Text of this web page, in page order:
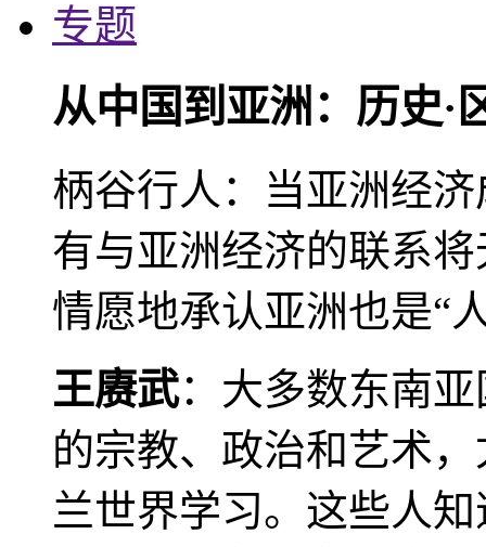
专题
从中国到亚洲：历史·
柄谷行人：当亚洲经
有与亚洲经济的联系
情愿地承认亚洲也是“
王赓武：大多数东南
的宗教、政治和艺术
兰世界学习。这些人